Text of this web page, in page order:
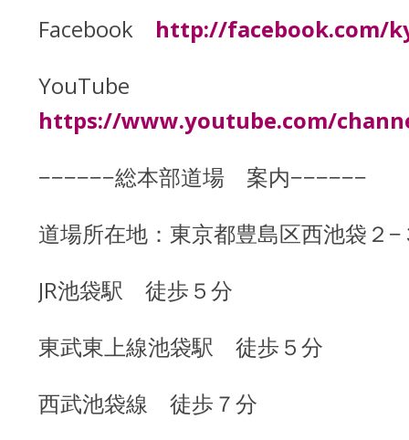
Facebook http://facebook.com/
YouTube
https://www.youtube.com/
−−−−−−総本部道場 案内−−−−−−
道場所在地：東京都豊島区西池袋２−
JR池袋駅 徒歩５分
東武東上線池袋駅 徒歩５分
西武池袋線 徒歩７分